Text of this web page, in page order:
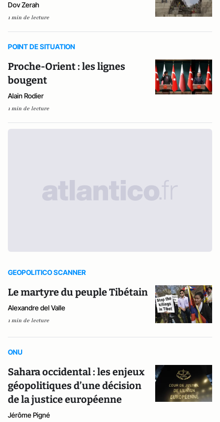
Dov Zerah
1 min de lecture
POINT DE SITUATION
Proche-Orient : les lignes
bougent
Alain Rodier
1 min de lecture
GEOPOLITICO SCANNER
Le martyre du peuple Tibétain
Alexandre del Valle
1 min de lecture
ONU
Sahara occidental : les enjeux
géopolitiques d’une décision
de la justice européenne
Jérôme Pigné